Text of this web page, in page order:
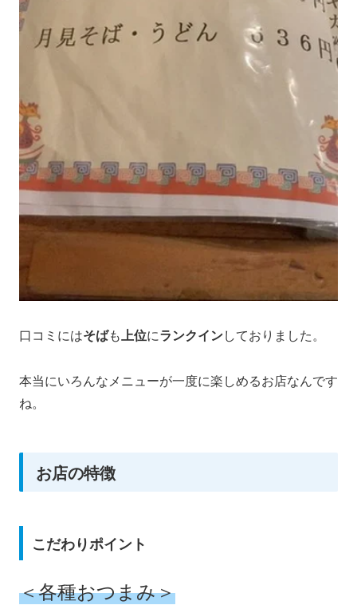
口コミにはそばも上位にランクインしておりました。
本当にいろんなメニューが一度に楽しめるお店なんです
ね。
お店の特徴
こだわりポイント
＜各種おつまみ＞